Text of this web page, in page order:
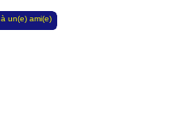
un(e) ami(e)